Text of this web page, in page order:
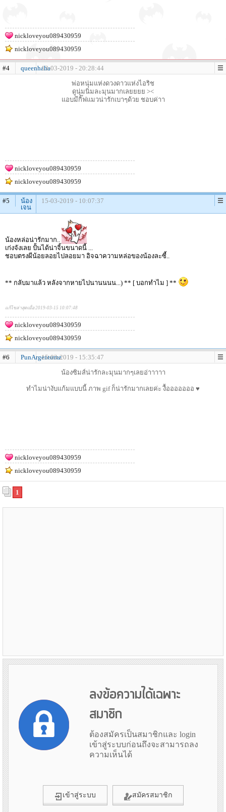
nickloveyou089430959
nickloveyou089430959
#4 queenhaha13-03-2019 - 20:28:44
พ่อหนุ่มแห่งดวงดาวแห่งไอริช
ดูนุ่มนิ่มละมุนมากเลยยยย ><
แอบมีกิ๊ฟแมวน่ารักเบาๆด้วย ชอบค่าา
nickloveyou089430959
nickloveyou089430959
#5
น้อง
เจน
15-03-2019 - 10:07:37
น้องหล่อน่ารักมาก..
เก่งจังเลย ปั้นได้น่าจิ้นขนาดนี้ ...
ชอบตรงผีน้อยลอยไปลอยมา อิจฉาความหล่อของน้องละซี้..
** กลับมาแล้ว หลังจากหายไปนานนนน...) ** [ บอกทำไม ] **
แก้ไขล่าสุดเมื่อ 2019-03-15 10:07:48
nickloveyou089430959
nickloveyou089430959
#6 PunArgentumz15-03-2019 - 15:35:47
น้องซิมส์น่ารักละมุนมากๆเลยอ่าาาาา
ทำไมน่างับแก้มแบบนี้ ภาพ gif ก็น่ารักมากเลยค่ะ งื้อออออออ ♥
nickloveyou089430959
nickloveyou089430959
1
ลงข้อความได้เฉพาะ
สมาชิก
ต้องสมัครเป็นสมาชิกและ login
เข้าสู่ระบบก่อนถึงจะสามารถลง
ความเห็นได้
เข้าสู่ระบบ สมัครสมาชิก